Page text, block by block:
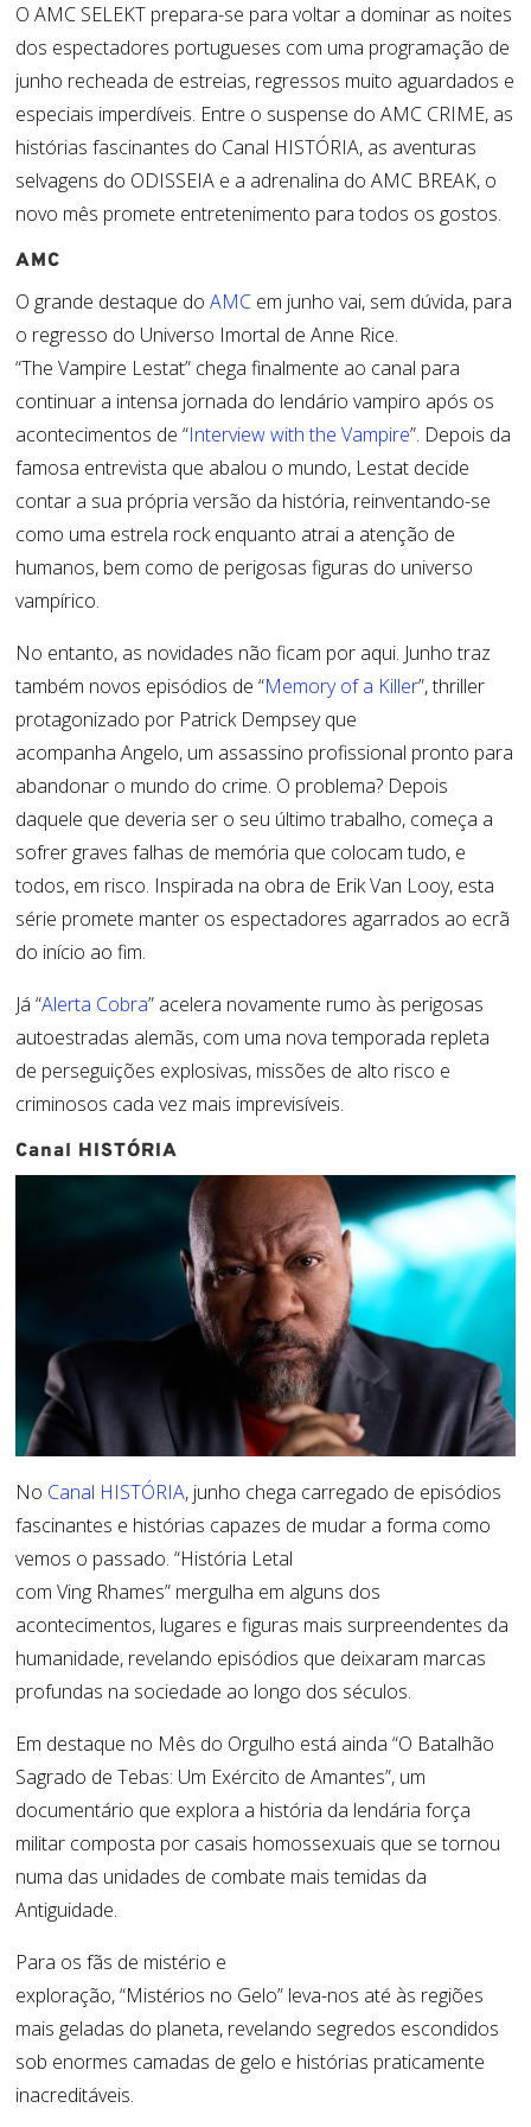
O AMC SELEKT prepara-se para voltar a dominar as noites
dos espectadores portugueses com uma programação de
junho recheada de estreias, regressos muito aguardados e
especiais imperdíveis. Entre o suspense do AMC CRIME, as
histórias fascinantes do Canal HISTÓRIA, as aventuras
selvagens do ODISSEIA e a adrenalina do AMC BREAK, o
novo mês promete entretenimento para todos os gostos.
AMC
O grande destaque doAMC em junho vai, sem dúvida, para
o regresso do Universo Imortal de Anne Rice.
“The Vampire Lestat” chega finalmente ao canal para
continuar a intensa jornada do lendário vampiro após os
acontecimentos de “Interview with the Vampire”. Depois da
famosa entrevista que abalou o mundo, Lestat decide
contar a sua própria versão da história, reinventando-se
como uma estrela rock enquanto atrai a atenção de
humanos, bem como de perigosas figuras do universo
vampírico.
No entanto, as novidades não ficam por aqui. Junho traz
também novos episódios de “Memory ofa Killer”, thriller
protagonizado por Patrick Dempseyque
acompanhaAngelo, um assassino profissional pronto para
abandonar o mundo do crime. O problema? Depois
daquele que deveria ser o seu último trabalho, começa a
sofrer graves falhas de memória que colocam tudo, e
todos, em risco. Inspirada na obra de Erik Van Looy, esta
série promete manter os espectadores agarrados ao ecrã
do início ao fim.
Já “Alerta Cobra” acelera novamente rumo às perigosas
autoestradas alemãs, com uma nova temporada repleta
de perseguições explosivas, missões de alto risco e
criminosos cada vez mais imprevisíveis.
Canal HISTÓRIA
No Canal HISTÓRIA, junho chega carregado de episódios
fascinantes e histórias capazes de mudar a forma como
vemos o passado.“História Letal
comVing Rhames” mergulha em alguns dos
acontecimentos, lugares e figuras mais surpreendentes da
humanidade, revelando episódios que deixaram marcas
profundas na sociedade ao longo dos séculos.
Em destaque no Mês do Orgulho está ainda “O Batalhão
Sagrado de Tebas: Um Exército de Amantes”, um
documentário que explora a história da lendária força
militar composta por casais homossexuais que se tornou
numa das unidades de combate mais temidas da
Antiguidade.
Para os fãs de mistério e
exploração,“Mistérios no Gelo” leva-nos até às regiões
mais geladas do planeta, revelando segredos escondidos
sob enormes camadas de gelo e histórias praticamente
inacreditáveis.